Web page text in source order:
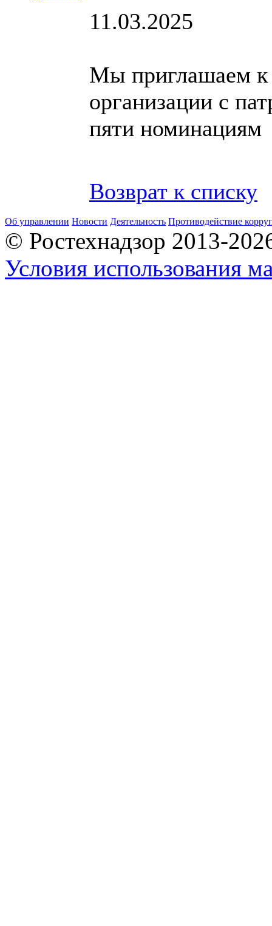
11.03.2025
Мы приглашаем к
организации с
пяти номинациям
Возврат к списку
Об управлении Новости Деятельность Противодействие
© Ростехнадзор 2013-
Условия использования